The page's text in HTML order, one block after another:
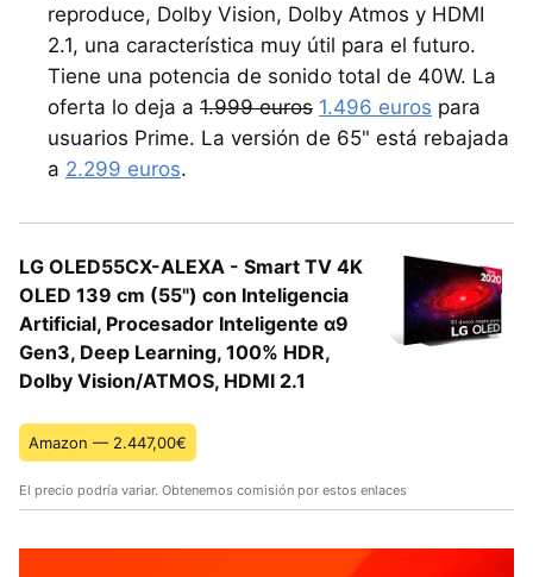
reproduce, Dolby Vision, Dolby Atmos y HDMI
2.1, una característica muy útil para el futuro.
Tiene una potencia de sonido total de 40W. La
oferta lo deja a 1.999 euros 1.496 euros para
usuarios Prime. La versión de 65" está rebajada
a 2.299 euros.
LG OLED55CX-ALEXA - Smart TV 4K
OLED 139 cm (55") con Inteligencia
Artificial, Procesador Inteligente α9
Gen3, Deep Learning, 100% HDR,
Dolby Vision/ATMOS, HDMI 2.1
Amazon — 2.447,00€
El precio podría variar. Obtenemos comisión por estos enlaces